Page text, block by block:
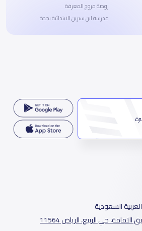
روضة مروج المعرفة
مدرسة ابن سيرين الابتدائية بجدة
السعودية